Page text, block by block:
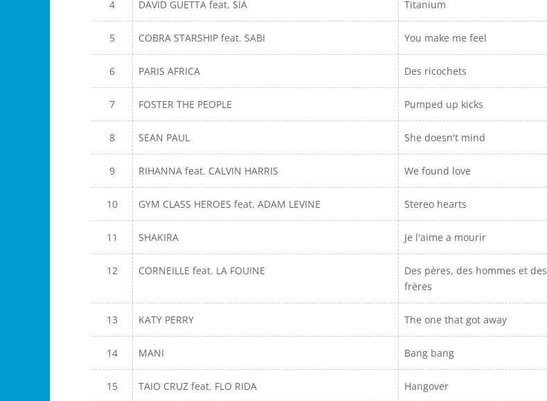
4 DAVID GUETTA feat. SIA Titanium
5 COBRA STARSHIP feat. SABI You make me feel
6 PARIS AFRICA Des ricochets
7 FOSTER THE PEOPLE Pumped up kicks
8 SEAN PAUL She doesn't mind
9 RIHANNA feat. CALVIN HARRIS We found love
10 GYM CLASS HEROES feat. ADAM LEVINE Stereo hearts
11 SHAKIRA Je l'aime a mourir
12 CORNEILLE feat. LA FOUINE
Des pères, des hommes et des
frères
13 KATY PERRY The one that got away
14 MANI Bang bang
15 TAIO CRUZ feat. FLO RIDA Hangover